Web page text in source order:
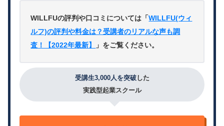
WILLFUの評判や口コミについては「WILLFU(ウィ
ルフ)の評判や料金は？受講者のリアルな声も調
査！【2022年最新】
」をご覧ください。
受講生3,000人を突破した
実践型起業スクール